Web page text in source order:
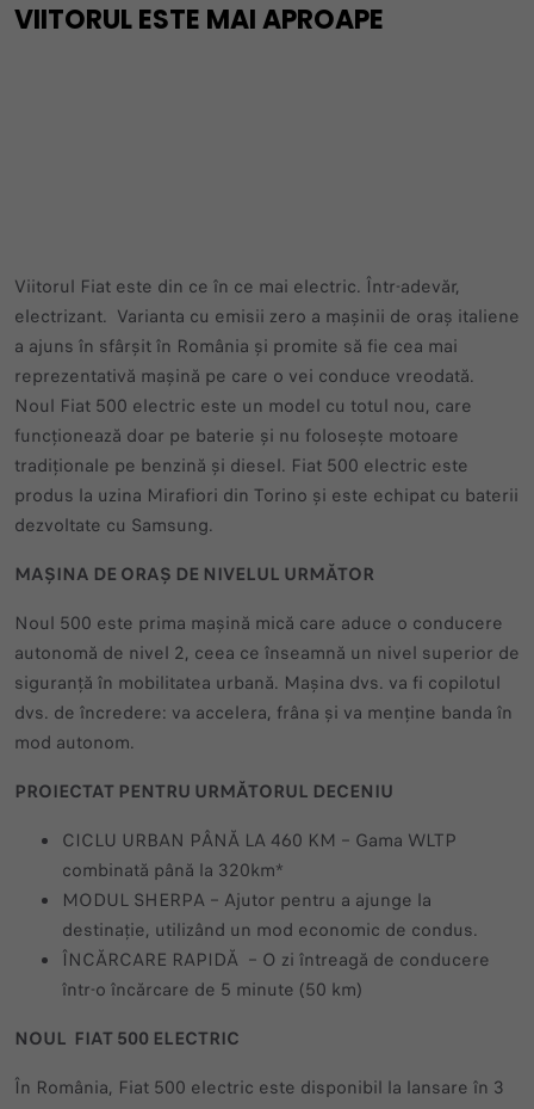
VIITORUL ESTE MAI APROAPE
Viitorul Fiat este din ce în ce mai electric. Într-adevăr,
electrizant. Varianta cu emisii zero a mașinii de oraș italiene
a ajuns în sfârșit în România și promite să fie cea mai
reprezentativă mașină pe care o vei conduce vreodată.
Noul Fiat 500 electric este un model cu totul nou, care
funcționează doar pe baterie și nu folosește motoare
tradiționale pe benzină și diesel. Fiat 500 electric este
produs la uzina Mirafiori din Torino și este echipat cu baterii
dezvoltate cu Samsung.
MAȘINA DE ORAȘ DE NIVELUL URMĂTOR
Noul 500 este prima mașină mică care aduce o conducere
autonomă de nivel 2, ceea ce înseamnă un nivel superior de
siguranță în mobilitatea urbană. Mașina dvs. va fi copilotul
dvs. de încredere: va accelera, frâna și va menține banda în
mod autonom.
PROIECTAT PENTRU URMĂTORUL DECENIU
CICLU URBAN PÂNĂ LA 460 KM – Gama WLTP
combinată până la 320km*
MODUL SHERPA – Ajutor pentru a ajunge la
destinație, utilizând un mod economic de condus.
ÎNCĂRCARE RAPIDĂ – O zi întreagă de conducere
într-o încărcare de 5 minute (50 km)
NOUL FIAT 500 ELECTRIC
În România, Fiat 500 electric este disponibil la lansare în 3